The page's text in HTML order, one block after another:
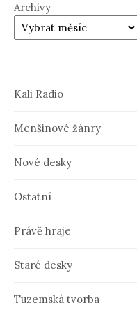
Archivy
Kali Radio
Menšinové žánry
Nové desky
Ostatní
Právě hraje
Staré desky
Tuzemská tvorba